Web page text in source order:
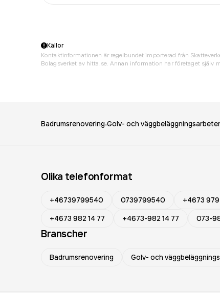
Källor
Kontaktinformationen är regelbundet importerad från
Bolagsverket av hitta.se. Annan information har företaget själv
Badrumsrenovering Golv- och
Olika telefonformat
+46739799540 0739799540 +4673
+4673 982 14 77
+4673-982 14 77 073-
Branscher
Badrumsrenovering Golv- och